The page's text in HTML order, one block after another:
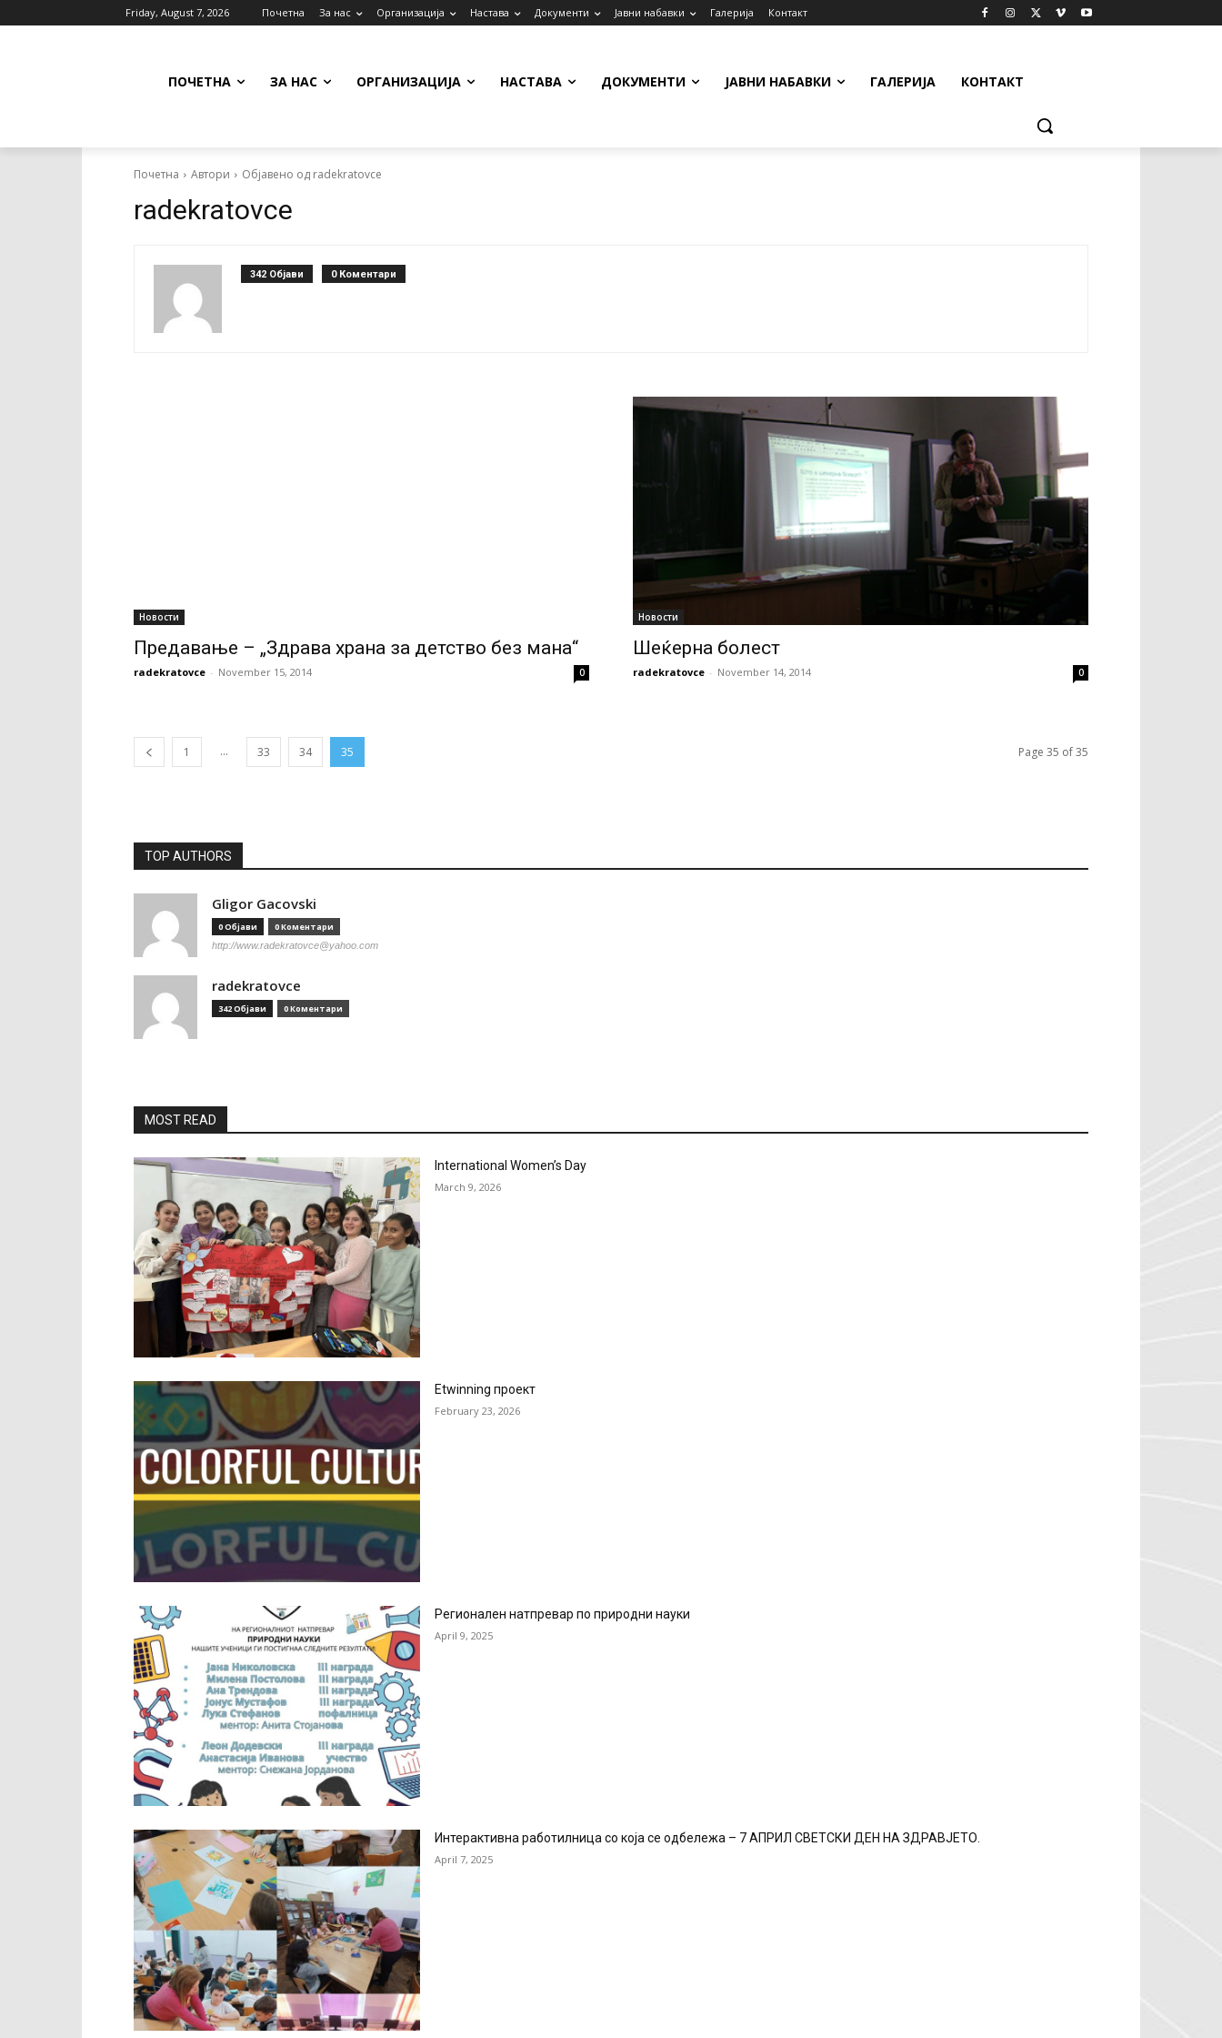
Friday, August 7, 2026 Почетна За нас Организација Настава Документи Јавни набавки Галерија Контакт
ПОЧЕТНА ЗА НАС ОРГАНИЗАЦИЈА НАСТАВА ДОКУМЕНТИ ЈАВНИ НАБАВКИ ГАЛЕРИЈА КОНТАКТ
Почетна Автори Објавено од radekratovce
radekratovce
342 Објави 0 Коментари
Новости
Предавање – „Здрава храна за детство без мана“
radekratovce - November 15, 2014 0
Новости
Шеќерна болест
radekratovce - November 14, 2014 0
1 ... 33 34 35 Page 35 of 35
TOP AUTHORS
Gligor Gacovski
0 Објави 0 Коментари
http://www.radekratovce@yahoo.com
radekratovce
342 Објави 0 Коментари
MOST READ
International Women’s Day
March 9, 2026
Etwinning проект
February 23, 2026
Регионален натпревар по природни науки
April 9, 2025
Интерактивна работилница со која се одбележа – 7 АПРИЛ СВЕТСКИ ДЕН НА ЗДРАВЈЕТО.
April 7, 2025